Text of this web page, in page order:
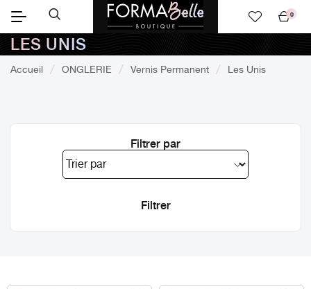
panier
0
LES UNIS
Accueil ONGLERIE Vernis Permanent Les Unis
Filtrer par